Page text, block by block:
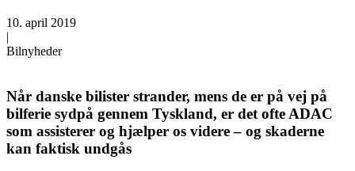
10. april 2019
|
Bilnyheder
Når danske bilister strander, mens de er på vej på
bilferie sydpå gennem Tyskland, er det ofte ADAC
som assisterer og hjælper os videre – og skaderne
kan faktisk undgås